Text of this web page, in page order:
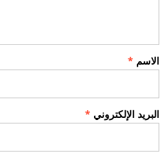
الاسم *
البريد الإلكتروني *